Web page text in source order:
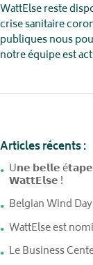
WattElse reste
crise sanitaire
publiques nous
notre équipe est
Articles récents :
U𝗻𝗲 𝗯𝗲𝗹𝗹𝗲
𝗪𝗮𝘁𝘁𝗘𝗹𝘀𝗲 !
Belgian Wind
WattElse est
Le Business